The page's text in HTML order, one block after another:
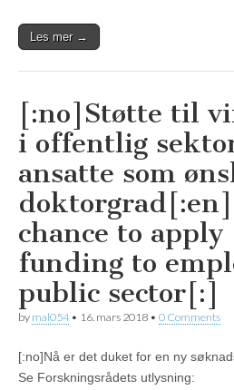
Les mer →
[:no]Støtte til
i offentlig
ansatte som
chance to apply
funding to
public sector[:]
by mal054• 16. mars 2018 • 0 Comments
[:no]Nå er det duket for en ny
Se Forskningsrådets utlysning: